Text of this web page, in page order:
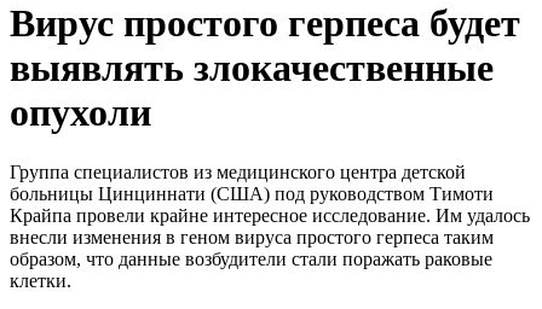
Вирус простого герпеса будет
выявлять злокачественные
опухоли
Группа специалистов из медицинского центра детской
больницы Цинциннати (США) под руководством Тимоти
Крайпа провели крайне интересное исследование. Им удалось
внесли изменения в геном вируса простого герпеса таким
образом, что данные возбудители стали поражать раковые
клетки.